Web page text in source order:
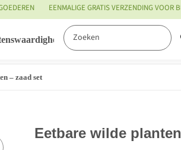
EENMALIGE GRATIS VERZENDING VOOR
– zaad set
Eetbare wilde